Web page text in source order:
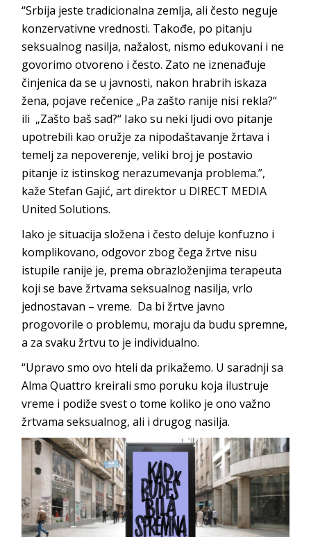
“Srbija jeste tradicionalna zemlja, ali često neguje
konzervativne vrednosti. Takođe, po pitanju
seksualnog nasilja, nažalost, nismo edukovani i ne
govorimo otvoreno i često. Zato ne iznenađuje
činjenica da se u javnosti, nakon hrabrih iskaza
žena, pojave rečenice „Pa zašto ranije nisi rekla?“
ili „Zašto baš sad?“ Iako su neki ljudi ovo pitanje
upotrebili kao oružje za nipodaštavanje žrtava i
temelj za nepoverenje, veliki broj je postavio
pitanje iz istinskog nerazumevanja problema.”,
kaže Stefan Gajić, art direktor u DIRECT MEDIA
United Solutions.
Iako je situacija složena i često deluje konfuzno i
komplikovano, odgovor zbog čega žrtve nisu
istupile ranije je, prema obrazloženjima terapeuta
koji se bave žrtvama seksualnog nasilja, vrlo
jednostavan – vreme. Da bi žrtve javno
progovorile o problemu, moraju da budu spremne,
a za svaku žrtvu to je individualno.
“Upravo smo ovo hteli da prikažemo. U saradnji sa
Alma Quattro kreirali smo poruku koja ilustruje
vreme i podiže svest o tome koliko je ono važno
žrtvama seksualnog, ali i drugog nasilja.